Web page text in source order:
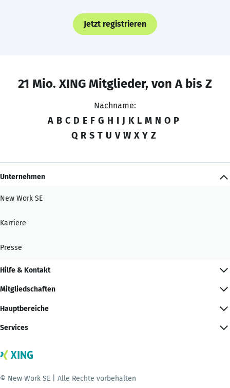
Jetzt registrieren
21 Mio. XING Mitglieder, von A bis Z
Nachname:
A B C D E F G H I J K L M N O P
Q R S T U V W X Y Z
Unternehmen
New Work SE
Karriere
Presse
Hilfe & Kontakt
Mitgliedschaften
Hauptbereiche
Services
© New Work SE | Alle Rechte vorbehalten